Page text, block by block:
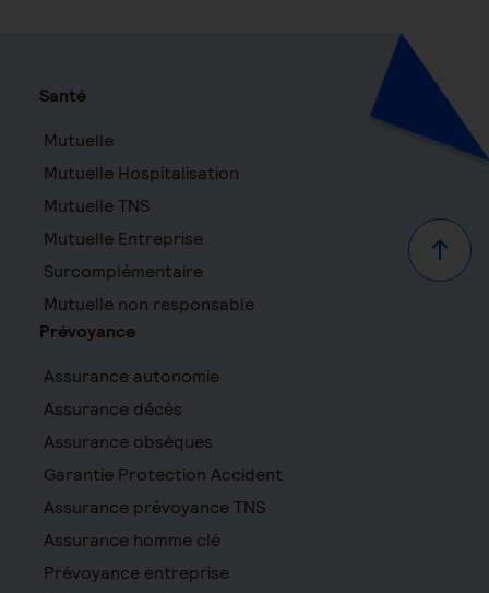
Haut
Santé
Mutuelle
Mutuelle Hospitalisation
Mutuelle TNS
Mutuelle Entreprise
Surcomplémentaire
Mutuelle non responsable
Prévoyance
Assurance autonomie
Assurance décès
Assurance obsèques
Garantie Protection Accident
Assurance prévoyance TNS
Assurance homme clé
Prévoyance entreprise